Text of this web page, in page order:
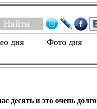
дня Фото дня
десять и это очень долго